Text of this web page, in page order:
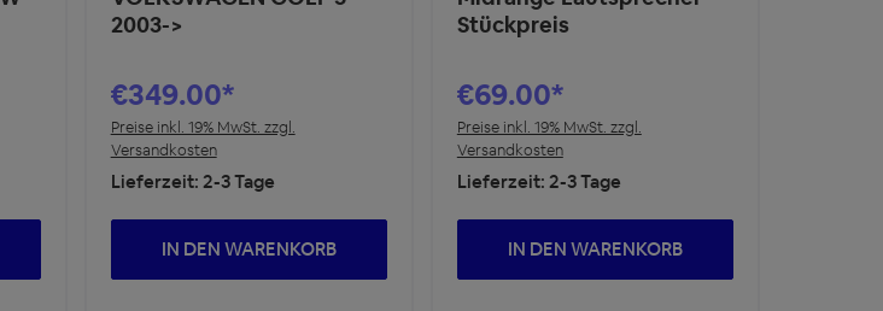
2003->
€349.00*
Preise inkl. 19% MwSt. zzgl.
Versandkosten
Lieferzeit: 2-3 Tage
IN DEN WARENKORB
Stückpreis
€69.00*
Preise inkl. 19% MwSt. zzgl.
Versandkosten
Lieferzeit: 2-3 Tage
IN DEN WARENKORB